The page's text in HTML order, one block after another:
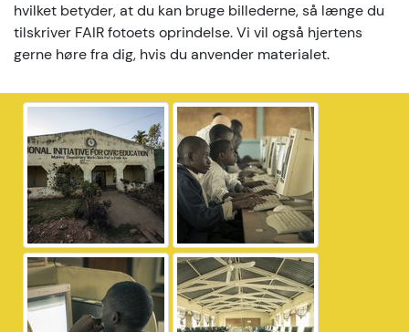
hvilket betyder, at du kan bruge billederne, så længe du
tilskriver FAIR fotoets oprindelse. Vi vil også hjertens
gerne høre fra dig, hvis du anvender materialet.